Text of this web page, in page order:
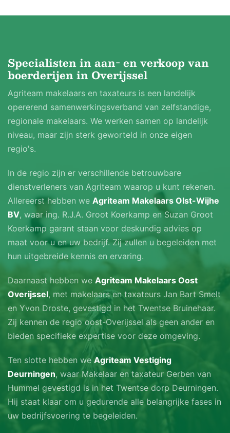
Dit paardenbedrijf is gelegen in het buitengebied van
Olst, een dorp aan de IJssel tussen de Hanzesteden
Deventer en Zwolle. Olst is een gezellig dorp met veel
groen en waterrijke omgeving. Voor de dagelijkse
boodschappen, diverse basisscholen en horeca kunt u
terecht in Olst. Olst heeft een gezellig centrum met
drogisterij, cadeauwinkels, kledingwinkels, etc.) en
horecagelegenheden. Tevens is er een actief
verenigingsleven in Olst en het nabij gelegen Boskamp.
Specialisten in aan- en verkoop van
boerderijen in Overijssel
Agriteam makelaars en taxateurs is een landelijk
opererend samenwerkingsverband van zelfstandige,
regionale makelaars. We werken samen op landelijk
niveau, maar zijn sterk geworteld in onze eigen
regio's.
In de regio zijn er verschillende betrouwbare
dienstverleners van Agriteam waarop u kunt rekenen.
Allereerst hebben we Agriteam Makelaars Olst-Wijhe
BV, waar ing. R.J.A. Groot Koerkamp en Suzan Groot
Koerkamp garant staan voor deskundig advies op
maat voor u en uw bedrijf. Zij zullen u begeleiden met
hun uitgebreide kennis en ervaring.
Daarnaast hebben we Agriteam Makelaars Oost
Overijssel, met makelaars en taxateurs Jan Bart Smelt
en Yvon Droste, gevestigd in het Twentse Bruinehaar.
Zij kennen de regio oost-Overijssel als geen ander en
bieden specifieke expertise voor deze omgeving.
Ten slotte hebben we Agriteam Vestiging
Deurningen, waar Makelaar en taxateur Gerben van
Hummel gevestigd is in het Twentse dorp Deurningen.
Hij staat klaar om u gedurende alle belangrijke fases in
uw bedrijfsvoering te begeleiden.